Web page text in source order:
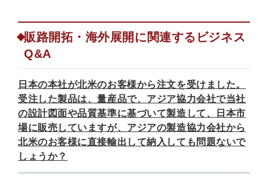
販路開拓・海外展開に関連するビジネス
Q&A
日本の本社が北米のお客様から注文を受けました。
受注した製品は、量産品で、アジア協力会社で当社
の設計図面や品質基準に基づいて製造して、日本市
場に販売していますが、アジアの製造協力会社から
北米のお客様に直接輸出して納入しても問題ないで
しょうか？